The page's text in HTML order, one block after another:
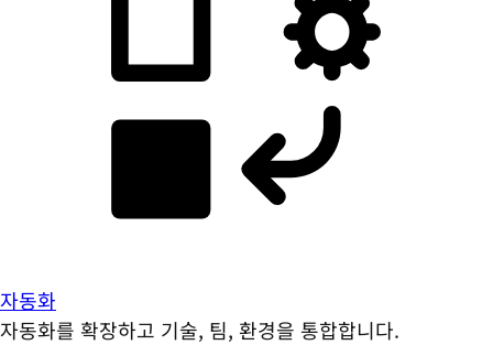
자동화
자동화를 확장하고 기술, 팀, 환경을 통합합니다.